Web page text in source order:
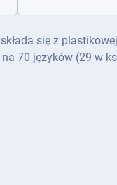
się z
na 70 języków (29 w